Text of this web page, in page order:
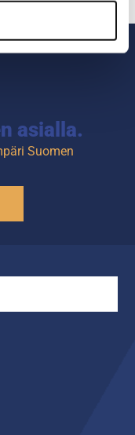
asialla.
Suomen